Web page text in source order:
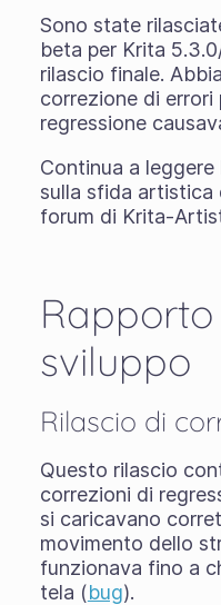
Sono state
beta per Krita
rilascio finale.
correzione di errori
regressione
Continua a
sulla sfida artistica
forum di Krita-
sviluppo
Rilascio di
Questo rilascio
correzioni di
si caricavano
movimento dello
funzionava fino a
tela (bug).